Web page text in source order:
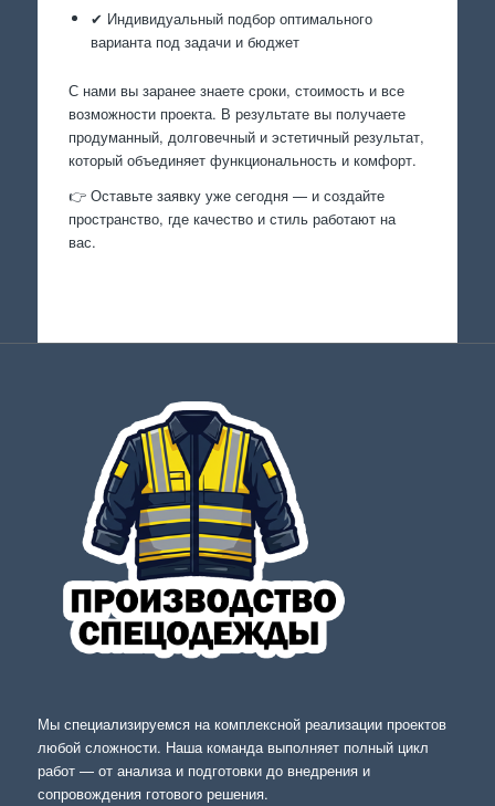
✔ Индивидуальный подбор оптимального
варианта под задачи и бюджет
С нами вы заранее знаете сроки, стоимость и все
возможности проекта. В результате вы получаете
продуманный, долговечный и эстетичный результат,
который объединяет функциональность и комфорт.
👉 Оставьте заявку уже сегодня — и создайте
пространство, где качество и стиль работают на
вас.
Мы специализируемся на комплексной реализации проектов
любой сложности. Наша команда выполняет полный цикл
работ — от анализа и подготовки до внедрения и
сопровождения готового решения.